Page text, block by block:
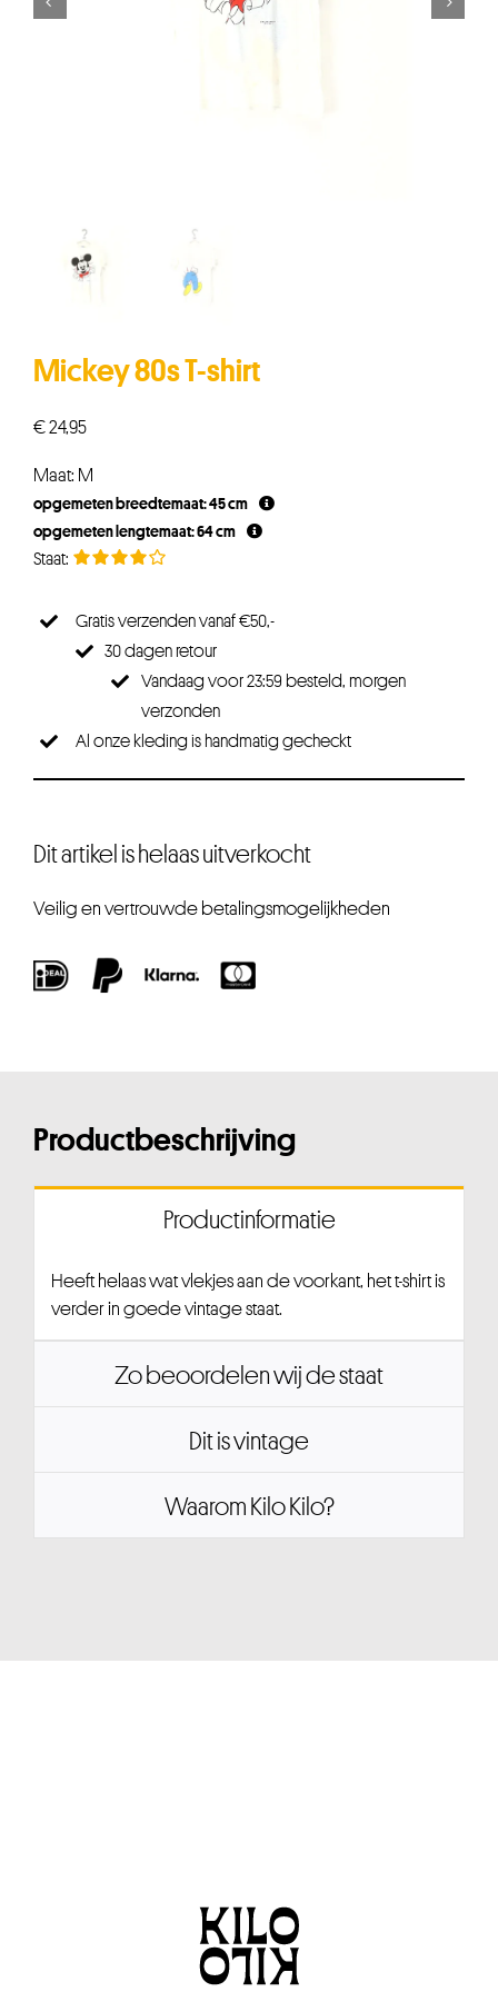
Mickey 80s T-shirt
€24,95
Maat: M
opgemeten breedtemaat: 45 cm
opgemeten lengtemaat: 64 cm
Gratis verzenden vanaf €50,-
30 dagen retour
Vandaag voor 23:59 besteld, morgen
verzonden
Al onze kleding is handmatig gecheckt
Dit artikel is helaas uitverkocht
Veilig en vertrouwde betalingsmogelijkheden
Productbeschrijving
Productinformatie
Heeft helaas wat vlekjes aan de voorkant, het t-shirt is
verder in goede vintage staat.
Zo beoordelen wij de staat
Dit is vintage
Waarom Kilo Kilo?